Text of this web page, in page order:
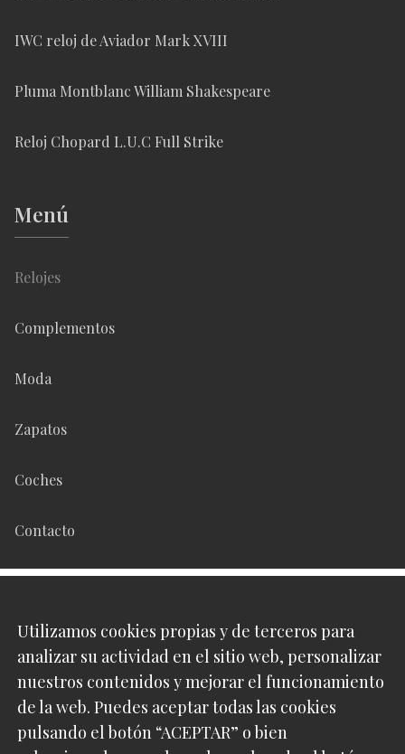
IWC reloj de Aviador Mark XVIII
Pluma Montblanc William Shakespeare
Reloj Chopard L.U.C Full Strike
Menú
Relojes
Complementos
Moda
Zapatos
Coches
Contacto
Pinterest
Instagram
Utilizamos cookies propias y de terceros para
analizar su actividad en el sitio web, personalizar
nuestros contenidos y mejorar el funcionamiento
de la web. Puedes aceptar todas las cookies
pulsando el botón “ACEPTAR” o bien